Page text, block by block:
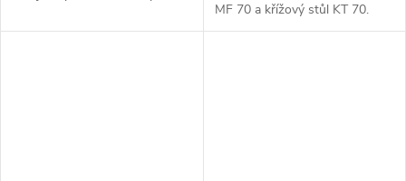
obsahuje 3ks soustružnických
MF 70 a křížový stůl KT 70.
Umožňuje rovnoměrné